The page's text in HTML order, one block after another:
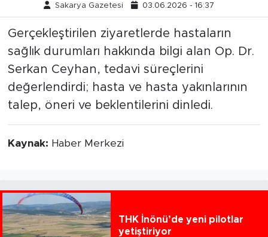
Sakarya Gazetesi 03.06.2026 - 16:37
Gerçekleştirilen ziyaretlerde hastaların
sağlık durumları hakkında bilgi alan Op. Dr.
Serkan Ceyhan, tedavi süreçlerini
değerlendirdi; hasta ve hasta yakınlarının
talep, öneri ve beklentilerini dinledi.
Kaynak: Haber Merkezi
THK İnönü’de yeni pilotlar
yetiştiriyor
Teknoloji
Politika